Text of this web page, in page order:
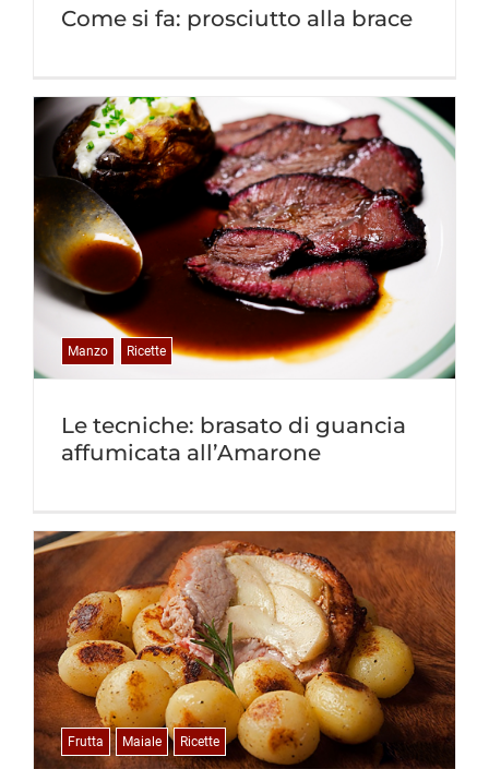
Come si fa: prosciutto alla brace
Le tecniche: brasato di guancia
affumicata all’Amarone
Manzo Ricette
Frutta Maiale Ricette